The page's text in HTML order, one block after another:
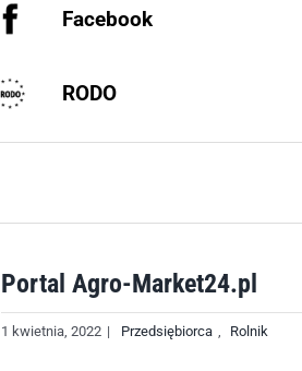
Facebook
RODO
Portal Agro-Market24.pl
1 kwietnia, 2022 | Przedsiębiorca , Rolnik